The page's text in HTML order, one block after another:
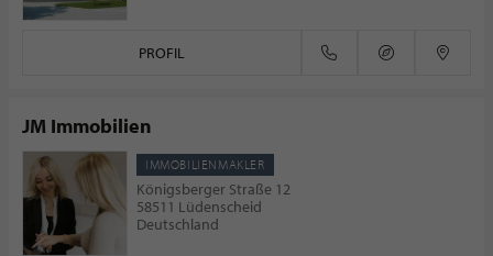
PROFIL
JM Immobilien
IMMOBILIENMAKLER
Königsberger Straße 12
58511 Lüdenscheid
Deutschland